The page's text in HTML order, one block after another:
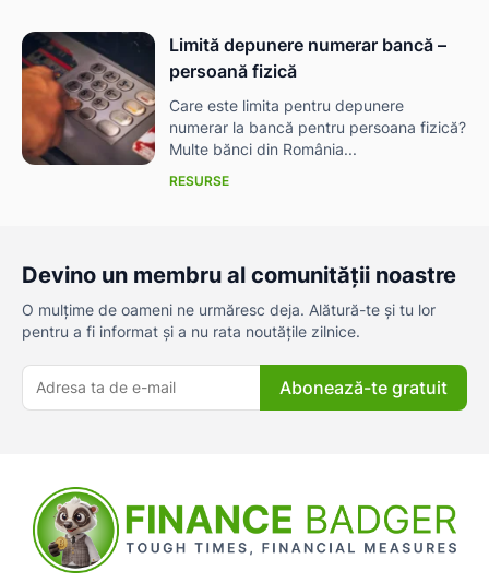
Limită depunere numerar bancă –
persoană fizică
Care este limita pentru depunere
numerar la bancă pentru persoana fizică?
Multe bănci din România...
RESURSE
Devino un membru al comunității noastre
O mulțime de oameni ne urmăresc deja. Alătură-te și tu lor
pentru a fi informat și a nu rata noutățile zilnice.
Abonează-te gratuit